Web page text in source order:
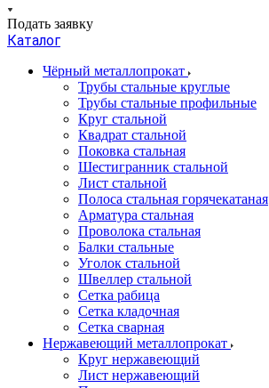
Подать заявку
Каталог
Чёрный металлопрокат
Трубы стальные круглые
Трубы стальные профильные
Круг стальной
Квадрат стальной
Поковка стальная
Шестигранник стальной
Лист стальной
Полоса стальная горячекатаная
Арматура стальная
Проволока стальная
Балки стальные
Уголок стальной
Швеллер стальной
Сетка рабица
Сетка кладочная
Сетка сварная
Нержавеющий металлопрокат
Круг нержавеющий
Лист нержавеющий